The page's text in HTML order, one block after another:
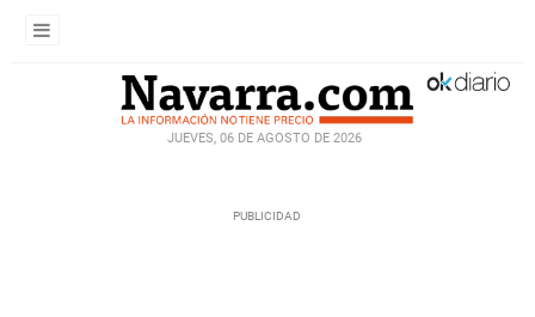
JUEVES, 06 DE AGOSTO DE 2026